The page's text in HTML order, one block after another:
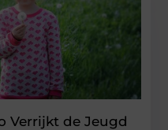
Verrijkt de Jeugd